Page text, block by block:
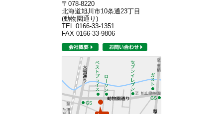
〒078-8220
北海道旭川市10条通23丁目
(動物園通り)
TEL 0166-33-1351
FAX 0166-33-9806